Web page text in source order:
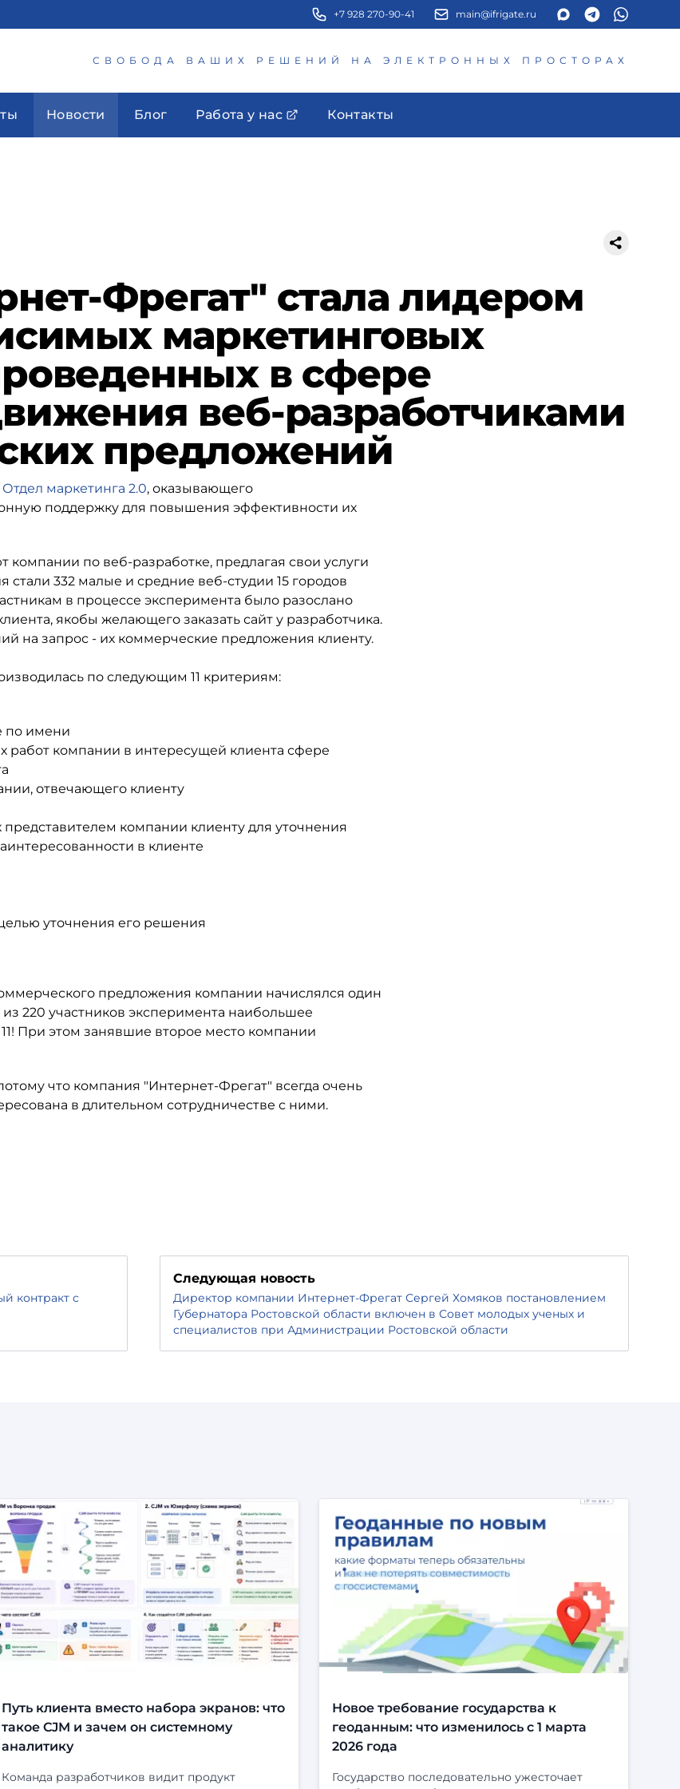
+7 928 270-90-41 main@ifrigate.ru
СВОБОДА ВАШИХ РЕШЕНИЙ НА ЭЛЕКТРОННЫХ ПРОСТОРАХ
Новости Блог Работа у нас Контакты
Фрегат" стала лидером
маркетинговых
в сфере
веб-разработчиками
предложений
Отдел маркетинга 2.0, оказывающего
поддержку для повышения эффективности их
компании по веб-разработке, предлагая свои услуги
332 малые и средние веб-студии 15 городов
в процессе эксперимента было разослано
якобы желающего заказать сайт у разработчика.
на запрос - их коммерческие предложения клиенту.
по следующим 11 критериям:
по имени
работ компании в интересущей клиента сфере
отвечающего клиенту
компании клиенту для уточнения
в клиенте
уточнения его решения
предложения компании начислялся один
220 участников эксперимента наибольшее
При этом занявшие второе место компании
что компания "Интернет-Фрегат" всегда очень
в длительном сотрудничестве с ними.
контракт с
Следующая новость
Директор компании Интернет-Фрегат Сергей Хомяков постановлением
Губернатора Ростовской области включен в Совет молодых ученых и
специалистов при Администрации Ростовской области
Путь клиента вместо набора экранов: что
такое CJM и зачем он системному
аналитику
Команда разработчиков видит продукт
Новое требование государства к
геоданным: что изменилось с 1 марта
2026 года
Государство последовательно ужесточает